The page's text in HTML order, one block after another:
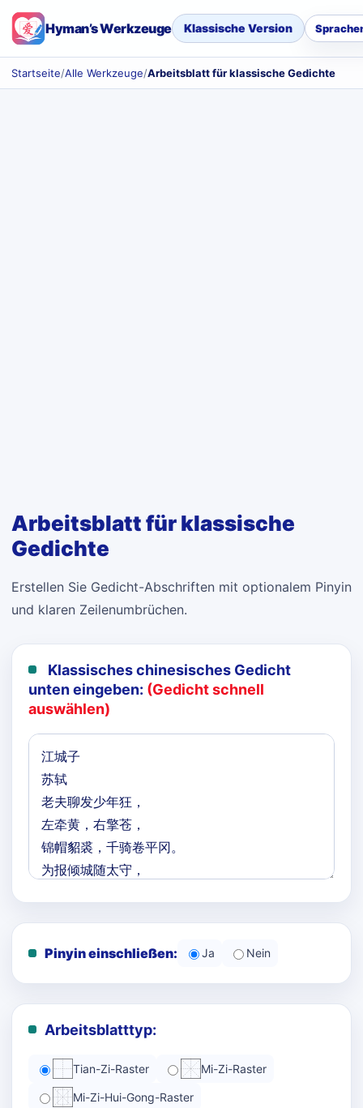
Hyman’s Werkzeuge Klassische Version
Startseite/Alle Werkzeuge/Arbeitsblatt für klassische Gedichte
Arbeitsblatt für klassische
Gedichte
Erstellen Sie Gedicht-Abschriften mit optionalem Pinyin
und klaren Zeilenumbrüchen.
Klassisches chinesisches Gedicht
unten eingeben: (Gedicht schnell
auswählen)
Pinyin einschließen: Ja Nein
Arbeitsblatttyp:
Tian-Zi-Raster Mi-Zi-Raster
Mi-Zi-Hui-Gong-Raster